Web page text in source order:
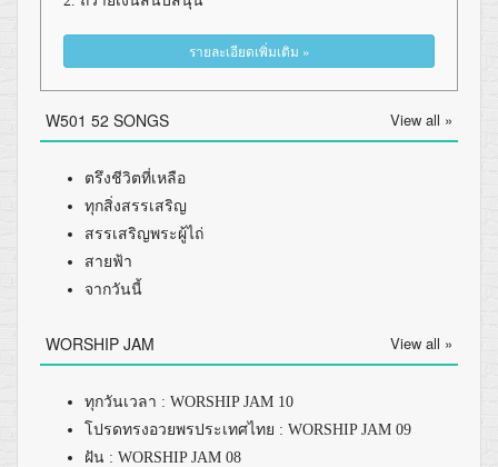
รายละเอียดเพิ่มเติม »
W501 52 SONGS View all »
ตรึงชีวิตที่เหลือ
ทุกสิ่งสรรเสริญ
สรรเสริญพระผู้ไถ่
สายฟ้า
จากวันนี้
WORSHIP JAM View all »
ทุกวันเวลา : WORSHIP JAM 10
โปรดทรงอวยพรประเทศไทย : WORSHIP JAM 09
ฝัน : WORSHIP JAM 08